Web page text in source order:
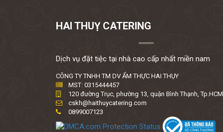
HAI THUỴ CATERING
Dịch vụ đặt tiệc tại nhà cao cấp nhất miền nam
CÔNG TY TNHH TM DV ẨM THỰC HAI THỤY
MST: 0315444457
120 đường Trục, phường 13, quận Bình Thạnh, Tp.HCM
cskh@haithuycatering.com
0899007123